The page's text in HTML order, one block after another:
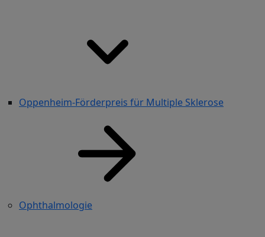
Oppenheim-Förderpreis für Multiple Sklerose
Ophthalmologie